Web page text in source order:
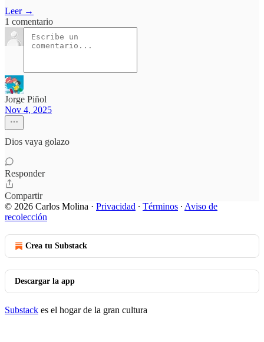
Leer →
1 comentario
Jorge Piñol
Nov 4, 2025
Dios vaya golazo
Responder
Compartir
© 2026 Carlos Molina · Privacidad ∙ Términos ∙ Aviso de
recolección
Crea tu Substack
Descargar la app
Substack es el hogar de la gran cultura